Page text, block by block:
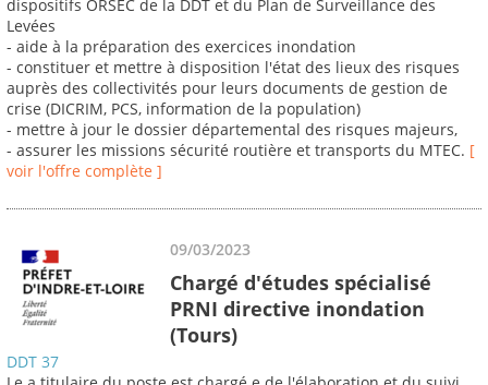
dispositifs ORSEC de la DDT et du Plan de Surveillance des
Levées
- aide à la préparation des exercices inondation
- constituer et mettre à disposition l'état des lieux des risques
auprès des collectivités pour leurs documents de gestion de
crise (DICRIM, PCS, information de la population)
- mettre à jour le dossier départemental des risques majeurs,
- assurer les missions sécurité routière et transports du MTEC. [
voir l'offre complète ]
09/03/2023
Chargé d'études spécialisé
PRNI directive inondation
(Tours)
DDT 37